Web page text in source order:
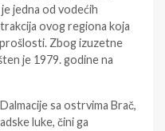
jedna od vodećih
ovog regiona koja
Zbog izuzetne
je 1979. godine na
sa ostrvima Brač,
luke, čini ga